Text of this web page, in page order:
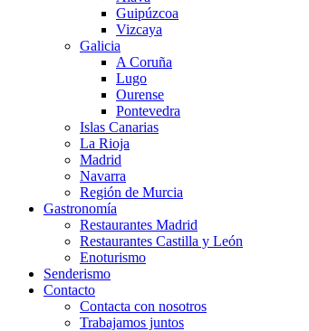
Guipúzcoa
Vizcaya
Galicia
A Coruña
Lugo
Ourense
Pontevedra
Islas Canarias
La Rioja
Madrid
Navarra
Región de Murcia
Gastronomía
Restaurantes Madrid
Restaurantes Castilla y León
Enoturismo
Senderismo
Contacto
Contacta con nosotros
Trabajamos juntos